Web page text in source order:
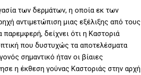
των δερμάτων, η οποία εκ των
αντιμετώπιση μιας εξέλιξης από τους
δείχνει ότι η Καστοριά
που δυστυχώς τα αποτελέσματα
σημαντικό ήταν οι βίαιες
η έκθεση γούνας Καστοριάς στην αρχή